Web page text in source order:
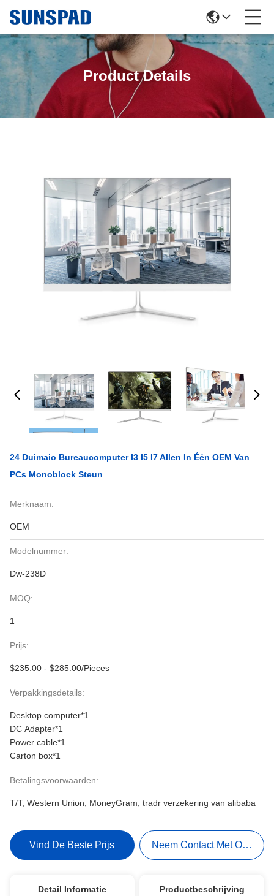
Product Details
24 Duimaio Bureaucomputer I3 I5 I7 Allen In Één OEM Van
PCs Monoblock Steun
Merknaam:
OEM
Modelnummer:
Dw-238D
MOQ:
1
Prijs:
$235.00 - $285.00/Pieces
Verpakkingsdetails:
Desktop computer*1
DC Adapter*1
Power cable*1
Carton box*1
Betalingsvoorwaarden:
T/T, Western Union, MoneyGram, tradr verzekering van alibaba
Vind De Beste Prijs Neem Contact Met Ons Op
Detail Informatie Productbeschrijving